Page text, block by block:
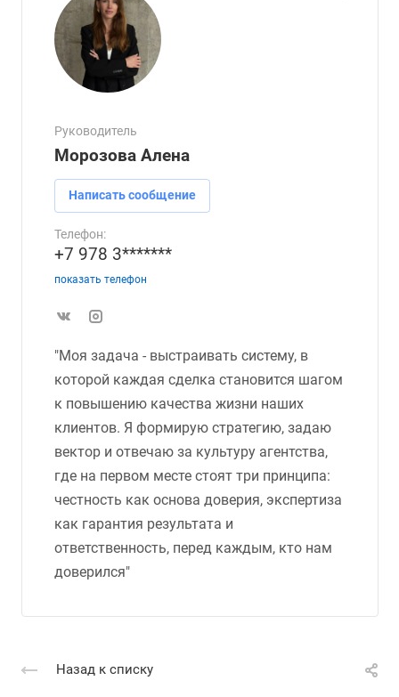
Руководитель
Морозова Алена
Написать сообщение
Телефон:
+7 978 3*******
показать телефон
"Моя задача - выстраивать систему, в
которой каждая сделка становится шагом
к повышению качества жизни наших
клиентов. Я формирую стратегию, задаю
вектор и отвечаю за культуру агентства,
где на первом месте стоят три принципа:
честность как основа доверия, экспертиза
как гарантия результата и
ответственность, перед каждым, кто нам
доверился"
Назад к списку